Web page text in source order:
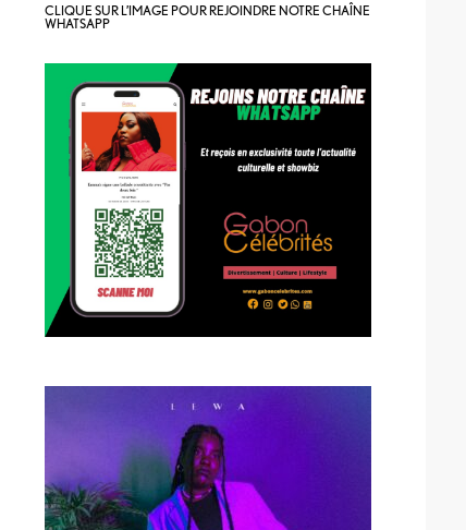
CLIQUE SUR L’IMAGE POUR REJOINDRE NOTRE CHAÎNE
WHATSAPP